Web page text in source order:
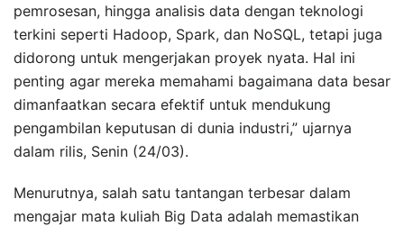
pemrosesan, hingga analisis data dengan teknologi
terkini seperti Hadoop, Spark, dan NoSQL, tetapi juga
didorong untuk mengerjakan proyek nyata. Hal ini
penting agar mereka memahami bagaimana data besar
dimanfaatkan secara efektif untuk mendukung
pengambilan keputusan di dunia industri,” ujarnya
dalam rilis, Senin (24/03).
Menurutnya, salah satu tantangan terbesar dalam
mengajar mata kuliah Big Data adalah memastikan